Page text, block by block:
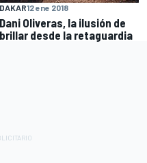
DAKAR12 ene 2018
Dani Oliveras, la ilusión de
brillar desde la retaguardia